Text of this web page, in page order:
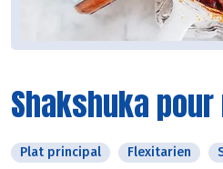
Shakshuka
Plat principal Flexitarien